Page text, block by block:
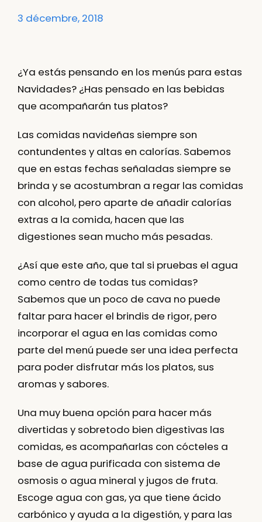
3 décembre, 2018
¿Ya estás pensando en los menús para estas
Navidades? ¿Has pensado en las bebidas
que acompañarán tus platos?
Las comidas navideñas siempre son
contundentes y altas en calorías. Sabemos
que en estas fechas señaladas siempre se
brinda y se acostumbran a regar las comidas
con alcohol, pero aparte de añadir calorías
extras a la comida, hacen que las
digestiones sean mucho más pesadas.
¿Así que este año, que tal si pruebas el agua
como centro de todas tus comidas?
Sabemos que un poco de cava no puede
faltar para hacer el brindis de rigor, pero
incorporar el agua en las comidas como
parte del menú puede ser una idea perfecta
para poder disfrutar más los platos, sus
aromas y sabores.
Una muy buena opción para hacer más
divertidas y sobretodo bien digestivas las
comidas, es acompañarlas con cócteles a
base de agua purificada con sistema de
osmosis o agua mineral y jugos de fruta.
Escoge agua con gas, ya que tiene ácido
carbónico y ayuda a la digestión, y para las